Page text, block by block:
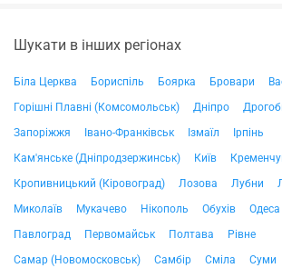
Шукати в інших регіонах
Біла Церква Бориспіль Боярка Бровари
Горішні Плавні (Комсомольськ)
Дніпро
Запоріжжя
Івано-Франківськ Ізмаїл
Ірпінь
Кам'янське (Дніпродзержинськ)
Київ
Кропивницький (Кіровоград)
Лозова Лубни
Миколаїв
Мукачево Нікополь Обухів Одеса
Павлоград
Первомайськ Полтава
Рівне
Самар (Новомосковськ)
Самбір Сміла Суми